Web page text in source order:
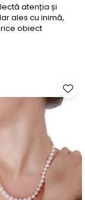
atenția și
ales cu inimă,
obiect